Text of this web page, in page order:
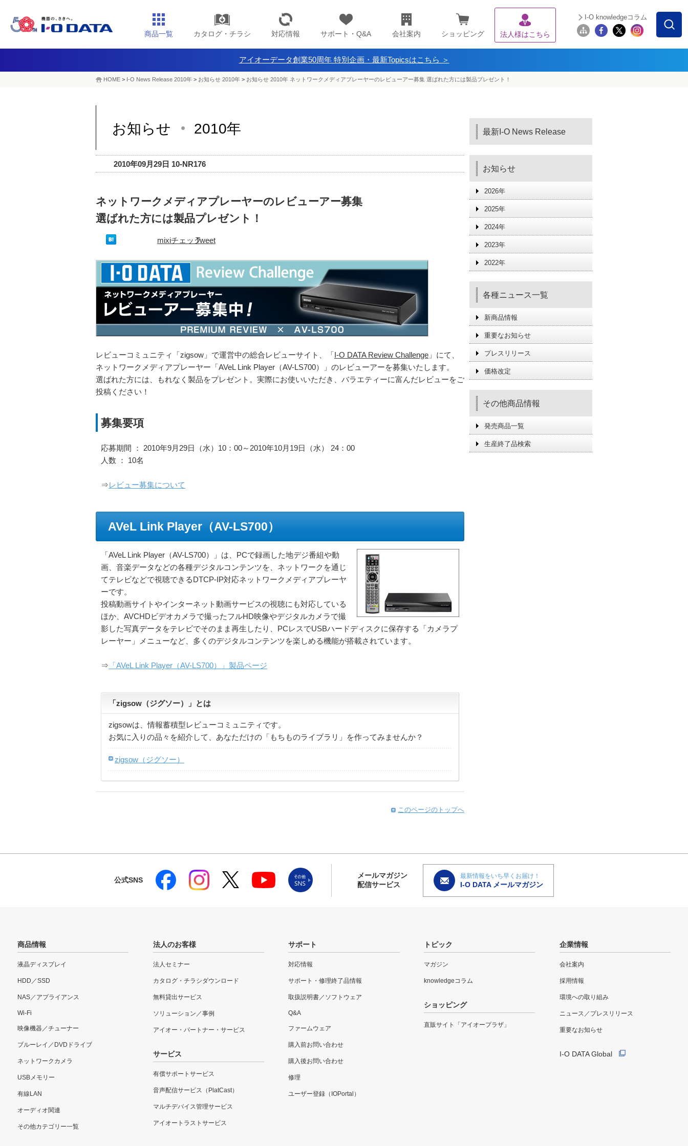
商品一覧 カタログ・チラシ 対応情報 サポート・Q&A 会社案内 ショッピング 法人様はこちら
I-O knowledgeコラム
アイオーデータ創業50周年 特別企画・最新Topicsはこちら ＞
HOME > I-O News Release 2010年 > お知らせ 2010年 > お知らせ 2010年 ネットワークメディアプレーヤーのレビューアー募集 選ばれた方には製品プレゼント！
お知らせ 2010年
2010年09月29日 10-NR176
ネットワークメディアプレーヤーのレビューアー募集
選ばれた方には製品プレゼント！
mixiチェックTweet
レビューコミュニティ「zigsow」で運営中の総合レビューサイト、「I-O DATA Review Challenge 」にて、
ネットワークメディアプレーヤー「AVeL Link Player（AV-LS700）」のレビューアーを募集いたします。
選ばれた方には、もれなく製品をプレゼント。実際にお使いいただき、バラエティーに富んだレビューをご
投稿ください！
募集要項
応募期間 ： 2010年9月29日（水）10：00～2010年10月19日（水） 24：00
人数 ： 10名
⇒レビュー募集について
AVeL Link Player（AV-LS700）
「AVeL Link Player（AV-LS700）」は、PCで録画した地デジ番組や動
画、音楽データなどの各種デジタルコンテンツを、ネットワークを通じ
てテレビなどで視聴できるDTCP-IP対応ネットワークメディアプレーヤ
ーです。
投稿動画サイトやインターネット動画サービスの視聴にも対応している
ほか、AVCHDビデオカメラで撮ったフルHD映像やデジタルカメラで撮
影した写真データをテレビでそのまま再生したり、PCレスでUSBハードディスクに保存する「カメラプ
レーヤー」メニューなど、多くのデジタルコンテンツを楽しめる機能が搭載されています。
⇒ 「AVeL Link Player（AV-LS700）」製品ページ
「zigsow（ジグソー）」とは
zigsowは、情報蓄積型レビューコミュニティです。
お気に入りの品々を紹介して、あなただけの「もちものライブラリ」を作ってみませんか？
zigsow（ジグソー）
このページのトップへ
最新I-O News Release
お知らせ
2026年
2025年
2024年
2023年
2022年
各種ニュース一覧
新商品情報
重要なお知らせ
プレスリリース
価格改定
その他商品情報
発売商品一覧
生産終了品検索
公式SNS
メールマガジン
配信サービス
最新情報をいち早くお届け！
I-O DATA メールマガジン
商品情報
液晶ディスプレイ
HDD／SSD
NAS／アプライアンス
Wi-Fi
映像機器／チューナー
ブルーレイ／DVDドライブ
ネットワークカメラ
USBメモリー
有線LAN
オーディオ関連
その他カテゴリー一覧
法人のお客様
法人セミナー
カタログ・チラシダウンロード
無料貸出サービス
ソリューション／事例
アイオー・パートナー・サービス
サービス
有償サポートサービス
音声配信サービス（PlatCast）
マルチデバイス管理サービス
アイオートラストサービス
サポート
対応情報
サポート・修理終了品情報
取扱説明書／ソフトウェア
Q&A
ファームウェア
購入前お問い合わせ
購入後お問い合わせ
修理
ユーザー登録（IOPortal）
トピック
マガジン
knowledgeコラム
ショッピング
直販サイト「アイオープラザ」
企業情報
会社案内
採用情報
環境への取り組み
ニュース／プレスリリース
重要なお知らせ
I-O DATA Global